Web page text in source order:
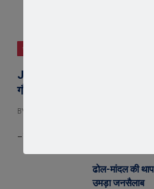
जावरा
JPS Quiz 2026 : जावरा
गौरव’ क्विज प्रतियोगिता,
BY
– चार सदनों के विद्यार्थियों ने दिखाया
ढोल-मांदल की
उमड़ा जनसैलाब